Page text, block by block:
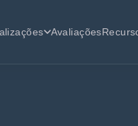
Avaliações